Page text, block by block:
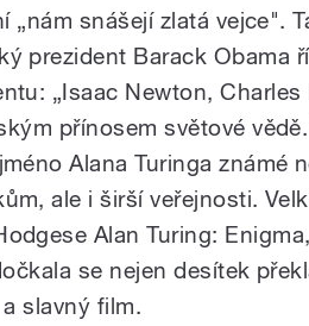
„nám snášejí zlatá vejce".
prezident Barack Obama
„Isaac Newton, Charles
přínosem světové
Alana Turinga známé
ale i širší veřejnosti.
Alan Turing:
se nejen desítek
slavný film.